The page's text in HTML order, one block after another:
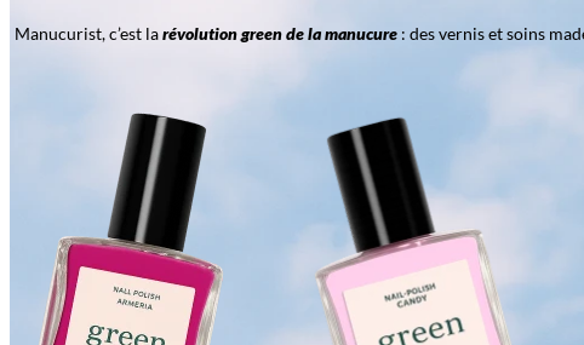
Manucurist, c’est larévolution green de la manucure: des vernis et soins